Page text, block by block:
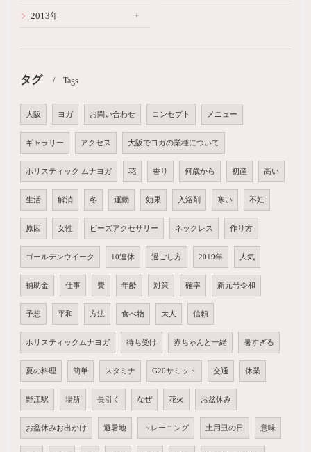
2013年
タグ Tags
大阪 ヨガ お問い合わせ コンセプト メニュー
ギャラリー アクセス 大阪でヨガの業種について
ホリスティック ムナヨガ 花 香り 何歳から 初産 高い
生活 解消 冬 運動 効果 入浴剤 寒い 不妊
原因 女性 ビーズアクセサリー ネックレス 作り方
ゴールデンウイーク 10連休 過ごし方 2019年 人気
補助金 仕事 費 年齢 対策 確率 新元号令和
予想 平和 方法 食べ物 大人 信頼
ホリスティックムナヨガ 待ち受け 赤ちゃんと一緒 暑すぎる
夏の料理 簡単 スタミナ G20サミット 交通 休業
野江駅 場所 長引く なぜ 花火 お盆休み
お盆休みお出かけ 避暑地 トレーニング 土用丑の日 意味